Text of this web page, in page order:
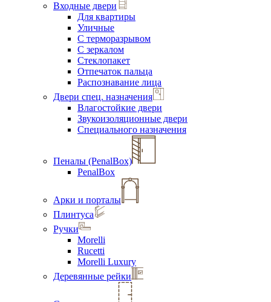
Входные двери
Для квартиры
Уличные
С терморазрывом
С зеркалом
Стеклопакет
Отпечаток пальца
Распознавание лица
Двери спец. назначения
Влагостойкие двери
Звукоизоляционные двери
Специального назначения
Пеналы (PenalBox)
PenalBox
Арки и порталы
Плинтуса
Ручки
Morelli
Rucetti
Morelli Luxury
Деревянные рейки